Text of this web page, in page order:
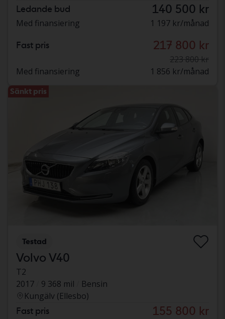
Ledande bud 140 500 kr
Med finansiering 1 197 kr/månad
Fast pris 217 800 kr
223 800 kr
Med finansiering
1 856 kr/månad
Sänkt pris
Testad
Volvo V40
T2
2017
9 368 mil
Bensin
Kungälv (Ellesbo)
Fast pris 155 800 kr